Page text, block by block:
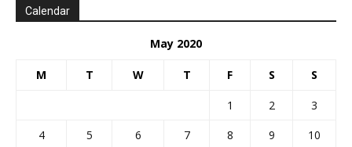
Calendar
May 2020
M T W T F S S
1 2
3
4
5 6 7 8 9
10